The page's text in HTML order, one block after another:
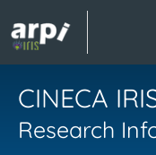
CINECA
Research